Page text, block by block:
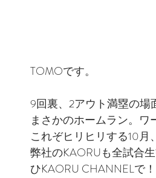
ウェディングプランナーの1日
TOMOです。
9回裏、2アウト満塁の場
まさかのホームラン。ワ
これぞヒリヒリする10月
弊社のKAORUも全試合
ひKAORU CHANNELで！